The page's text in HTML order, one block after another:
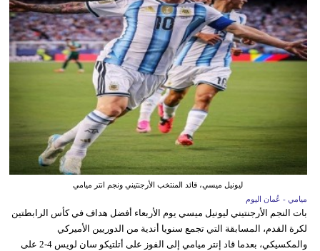
ليونيل ميسي، قائد المنتخب الأرجنتيني ونجم انتر ميامي
ميامي - عُمان اليوم
بات النجم الأرجنتيني ليونيل ميسي يوم الأربعاء أفضل هداف في كأس الرابطتين
لكرة القدم، المسابقة التي تجمع سنويا أندية من الدوريين الأميركي
والمكسيكي، بعدما قاد إنتر ميامي إلى الفوز على أتلتيكو سان لويس 4-2 على